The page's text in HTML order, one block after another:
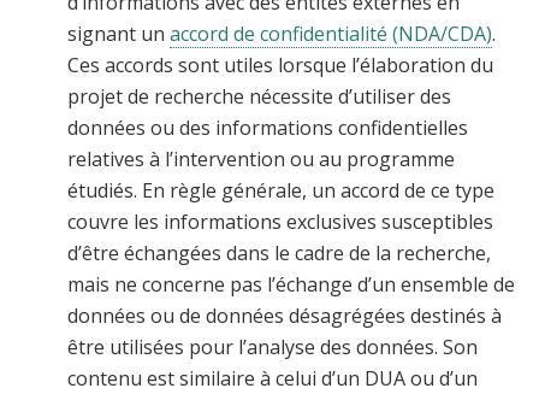
signant un accord de confidentialité (NDA/CDA).
Ces accords sont utiles lorsque l’élaboration du
projet de recherche nécessite d’utiliser des
données ou des informations confidentielles
relatives à l’intervention ou au programme
étudiés. En règle générale, un accord de ce type
couvre les informations exclusives susceptibles
d’être échangées dans le cadre de la recherche,
mais ne concerne pas l’échange d’un ensemble de
données ou de données désagrégées destinés à
être utilisées pour l’analyse des données. Son
contenu est similaire à celui d’un DUA ou d’un